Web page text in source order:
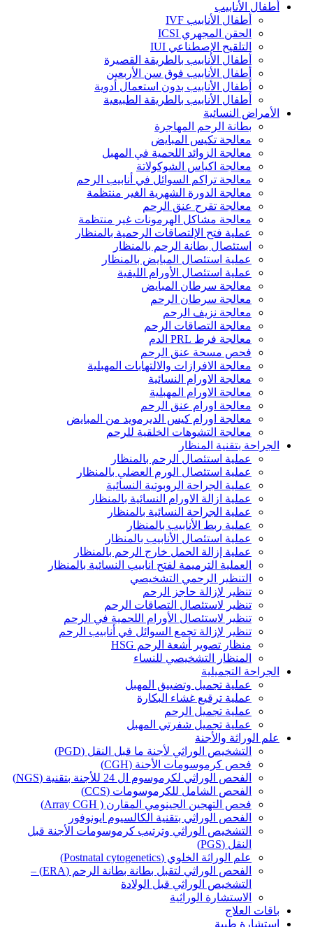
أطفال الأنابيب
أطفال الأنابيب IVF
الحقن المجهري ICSI
التلقيح الإصطناعي IUI
أطفال الأنابيب بالطريقة القصيرة
أطفال الأنابيب فوق سن الأربعين
أطفال الأنابيب بدون استعمال أدوية
أطفال الأنابيب بالطريقة الطبيعية
الأمراض النسائية
بطانة الرحم المهاجرة
معالجة تكيس المبايض
معالجة الزوائد اللحمية في المهبل
معالجة اكياس الشوكولاتة
معالجة تراكم السوائل في أنابيب الرحم
معالجة الدورة الشهرية الغير منتظمة
معالجة تقرح عنق الرحم
معالجة مشاكل الهرمونات غير منتظمة
عملية فتح الإلتصاقات الرحمية بالمنظار
استئصال بطانة الرحم بالمنظار
عملية استئصال المبايض بالمنظار
عملية استئصال الأورام الليفية
معالجة سرطان المبايض
معالجة سرطان الرحم
معالجة نزيف الرحم
معالجة التصاقات الرحم
معالجة فرط PRL الدم
فحص مسحة عنق الرحم
معالجة الافرازات والالتهابات المهبلية
معالجة الاورام النسائية
معالجة الاورام المهبلية
معالجة اورام عنق الرحم
معالجة اورام كيس الديرمويد من المبايض
معالجة التشوهات الخلقية للرحم
الجراحة بتقنية المنظار
عملية استئصال الرحم بالمنظار
عملية استئصال الورم العضلي بالمنظار
عملية الجراحة الروبوتية النسائية
عملية ازالة الاورام النسائية بالمنظار
عملية الجراحة النسائية بالمنظار
عملية ربط الأنابيب بالمنظار
عملية استئصال الأنابيب بالمنظار
عملية إزالة الحمل خارج الرحم بالمنظار
العملية الترميمة لفتح انابيب النسائية بالمنظار
التنظير الرحمي التشخيصي
تنظير لإزالة حاجز الرحم
تنظير لاستئصال التصاقات الرحم
تنظير لاستئصال الأورام اللحمية في الرحم
تنظير لإزالة تجمع السوائل في أنابيب الرحم
منظار تصوير أشعة الرحم HSG
المنظار التشخيصي للنساء
الجراحة التجميلية
عملية تجميل وتضييق المهبل
عملية ترقيع غشاء البكارة
عملية تجميل الرحم
عملية تجميل شفرتي المهبل
علم الوراثة والأجنة
التشخيص الوراثي لأجنة ما قبل النقل (PGD)
فحص كرموسومات الأجنة (CGH)
الفحص الوراثي لكرموسوم ال 24 للأجنة بتقنية (NGS)
الفحص الشامل للكرموسومات (CCS)
فحص التهجين الجينومي المقارن ( Array CGH)
الفحص الوراثي بتقنية الكالسيوم ايونوفور
التشخيص الوراثي وترتيب كرموسومات الأجنة قبل
النقل (PGS)
علم الوراثة الخلوي (Postnatal cytogenetics)
الفحص الوراثي لتقبل بطانة بطانة الرحم (ERA) –
التشخيص الوراثي قبل الولادة
الاستشارة الوراثية
باقات العلاج
استشارة طبية